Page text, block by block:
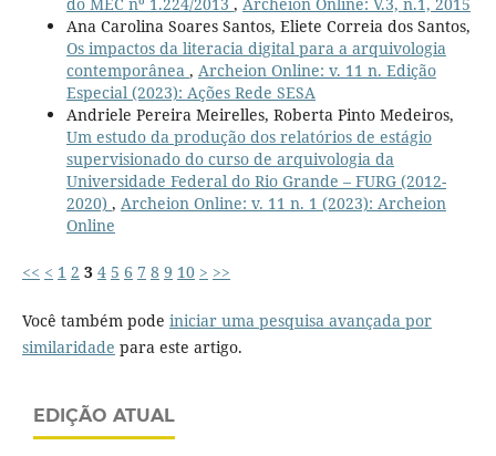
Ana Carolina Soares Santos, Eliete Correia dos Santos,
Os impactos da literacia digital para a arquivologia
contemporânea , Archeion Online: v. 11 n. Edição
Especial (2023): Ações Rede SESA
Andriele Pereira Meirelles, Roberta Pinto Medeiros,
Um estudo da produção dos relatórios de estágio
supervisionado do curso de arquivologia da
Universidade Federal do Rio Grande – FURG (2012-
2020) , Archeion Online: v. 11 n. 1 (2023): Archeion
Online
<< < 1 2 3 4 5 6 7 8 9 10 > >>
Você também pode iniciar uma pesquisa avançada por
similaridade para este artigo.
EDIÇÃO ATUAL